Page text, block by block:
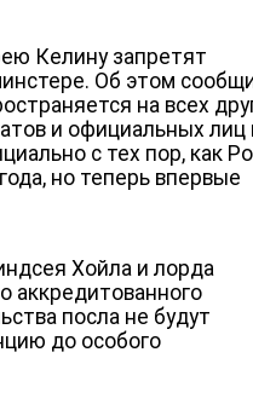
Келину запретят
Об этом
на всех
и официальных лиц
с тех пор, как
но теперь впервые
Хойла и лорда
аккредитованного
посла не будут
до особого